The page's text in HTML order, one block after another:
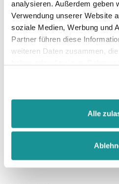
analysieren. Außerdem geben
Verwendung unserer Website
soziale Medien, Werbung und
Partner führen diese
weiteren Daten zusammen,
Alle
Stoffgewicht : 280 g/m²
Zertifizierungen:
Größentabelle